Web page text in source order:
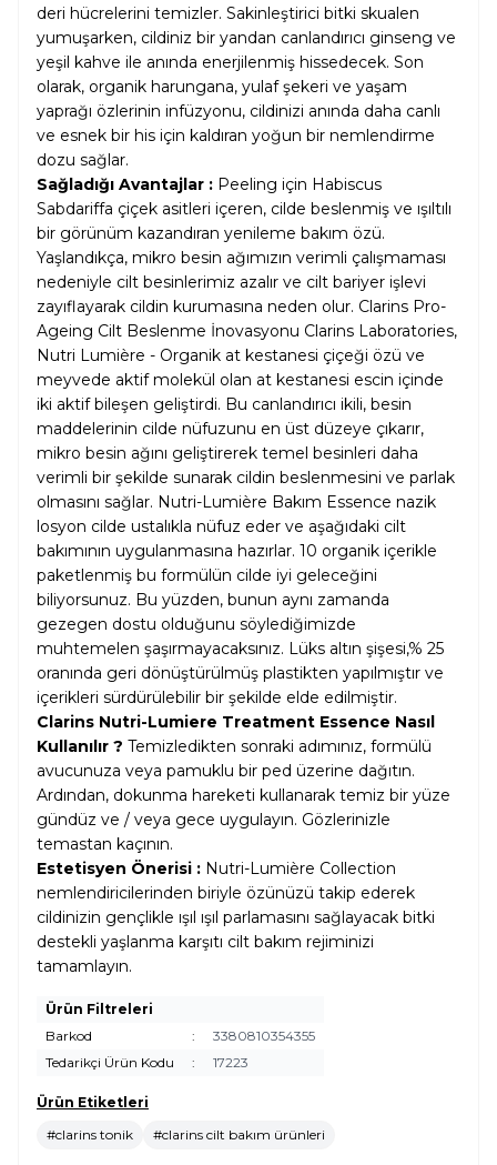
deri hücrelerini temizler. Sakinleştirici bitki skualen
yumuşarken, cildiniz bir yandan canlandırıcı ginseng ve
yeşil kahve ile anında enerjilenmiş hissedecek. Son
olarak, organik harungana, yulaf şekeri ve yaşam
yaprağı özlerinin infüzyonu, cildinizi anında daha canlı
ve esnek bir his için kaldıran yoğun bir nemlendirme
dozu sağlar.
Sağladığı Avantajlar : Peeling için Habiscus
Sabdariffa çiçek asitleri içeren, cilde beslenmiş ve ışıltılı
bir görünüm kazandıran yenileme bakım özü.
Yaşlandıkça, mikro besin ağımızın verimli çalışmaması
nedeniyle cilt besinlerimiz azalır ve cilt bariyer işlevi
zayıflayarak cildin kurumasına neden olur. Clarins Pro-
Ageing Cilt Beslenme İnovasyonu Clarins Laboratories,
Nutri Lumière - Organik at kestanesi çiçeği özü ve
meyvede aktif molekül olan at kestanesi escin içinde
iki aktif bileşen geliştirdi. Bu canlandırıcı ikili, besin
maddelerinin cilde nüfuzunu en üst düzeye çıkarır,
mikro besin ağını geliştirerek temel besinleri daha
verimli bir şekilde sunarak cildin beslenmesini ve parlak
olmasını sağlar. Nutri-Lumière Bakım Essence nazik
losyon cilde ustalıkla nüfuz eder ve aşağıdaki cilt
bakımının uygulanmasına hazırlar. 10 organik içerikle
paketlenmiş bu formülün cilde iyi geleceğini
biliyorsunuz. Bu yüzden, bunun aynı zamanda
gezegen dostu olduğunu söylediğimizde
muhtemelen şaşırmayacaksınız. Lüks altın şişesi,% 25
oranında geri dönüştürülmüş plastikten yapılmıştır ve
içerikleri sürdürülebilir bir şekilde elde edilmiştir.
Clarins Nutri-Lumiere Treatment Essence Nasıl
Kullanılır ? Temizledikten sonraki adımınız, formülü
avucunuza veya pamuklu bir ped üzerine dağıtın.
Ardından, dokunma hareketi kullanarak temiz bir yüze
gündüz ve / veya gece uygulayın. Gözlerinizle
temastan kaçının.
Estetisyen Önerisi : Nutri-Lumière Collection
nemlendiricilerinden biriyle özünüzü takip ederek
cildinizin gençlikle ışıl ışıl parlamasını sağlayacak bitki
destekli yaşlanma karşıtı cilt bakım rejiminizi
tamamlayın.
Ürün Filtreleri
Barkod
:
3380810354355
Tedarikçi Ürün Kodu
: 17223
Ürün Etiketleri
#clarins tonik
#clarins cilt bakım ürünleri